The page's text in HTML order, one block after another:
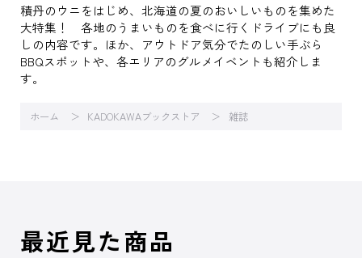
積丹のウニをはじめ、北海道の夏のおいしいものを集めた
大特集！ 各地のうまいものを食べに行くドライブにも良
しの内容です。ほか、アウトドア気分でたのしい手ぶら
BBQスポットや、各エリアのグルメイベントも紹介しま
す。
ホーム KADOKAWAブックストア 雑誌
最近見た商品